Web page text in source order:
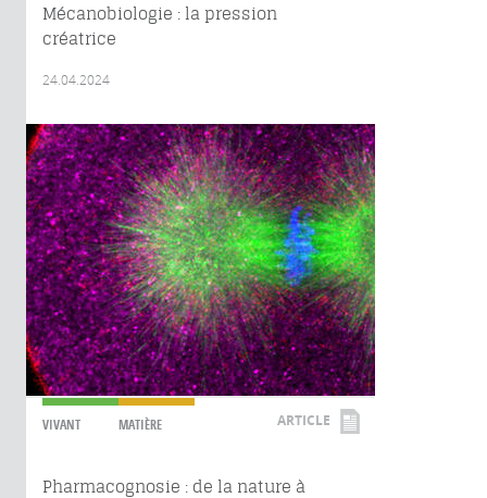
Mécanobiologie : la pression
créatrice
24.04.2024
VIVANT MATIÈRE ARTICLE
Pharmacognosie : de la nature à